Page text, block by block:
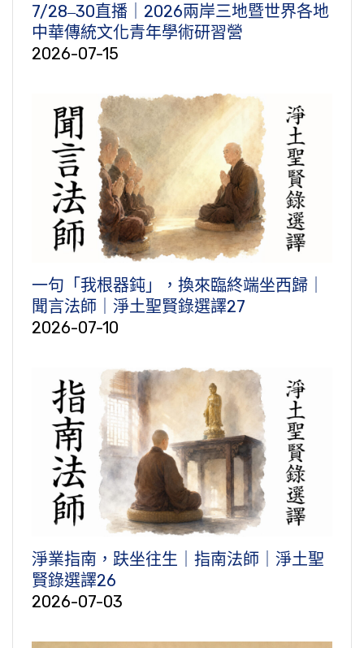
7/28‒30直播｜2026兩岸三地暨世界各地
中華傳統文化青年學術研習營
2026-07-15
一句「我根器鈍」，換來臨終端坐西歸｜
聞言法師｜淨土聖賢錄選譯27
2026-07-10
淨業指南，趺坐往生｜指南法師｜淨土聖
賢錄選譯26
2026-07-03